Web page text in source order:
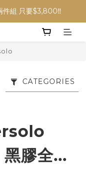
件組 只要$3,800‼️
件組 只要$3,800‼️
起✨
饋 (部分商品不適用)
件組 只要$3,800‼️
CATEGORIES
膠全能